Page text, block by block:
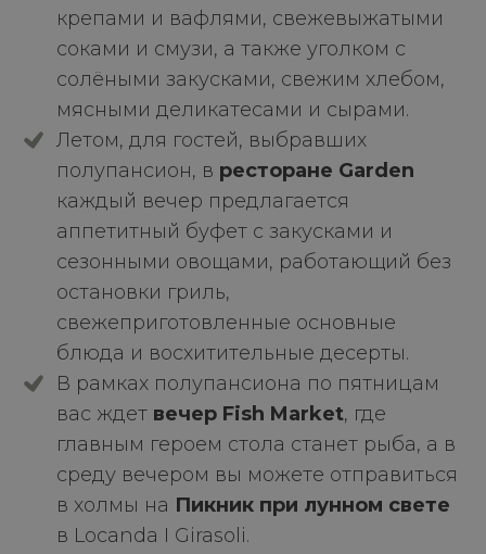
крепами и вафлями, свежевыжатыми
соками и смузи, а также уголком с
солёными закусками, свежим хлебом,
мясными деликатесами и сырами.
Летом, для гостей, выбравших
полупансион, в ресторане Garden
каждый вечер предлагается
аппетитный буфет с закусками и
сезонными овощами, работающий без
остановки гриль,
свежеприготовленные основные
блюда и восхитительные десерты.
В рамках полупансиона по пятницам
вас ждет вечер Fish Market, где
главным героем стола станет рыба, а в
среду вечером вы можете отправиться
в холмы на Пикник при лунном свете
в Locanda I Girasoli.